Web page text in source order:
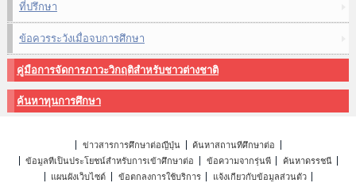
ที่ปรึกษา
ข้อควรระวังเมื่อจบการศึกษา
คู่มือการจัดการภาวะวิกฤติสำหรับชาวต่างชาติ
ค้นหาทุนการศึกษา
ข่าวสารการศึกษาต่อญี่ปุ่น
ค้นหาสถานที่ศึกษาต่อ
ข้อมูลที่เป็นประโยชน์สำหรับการเข้าศึกษาต่อ
ข้อความจากรุ่นพี่
ค้นหาดรรชนี
แผนผังเว็บไซต์
ข้อตกลงการใช้บริการ
แจ้งเกี่ยวกับข้อมูลส่วนตัว